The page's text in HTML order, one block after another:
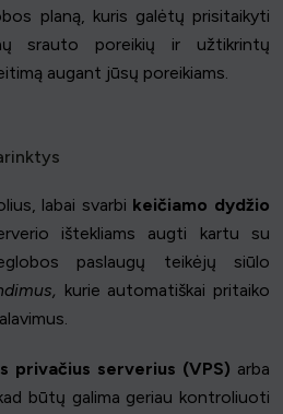
planą, kuris galėtų prisitaikyti
srauto poreikių ir užtikrintų
augant jūsų poreikiams.
labai svarbi keičiamo dydžio
ištekliams augti kartu su
paslaugų teikėjų siūlo
kurie automatiškai pritaiko
privačius serverius (VPS) arba
būtų galima geriau kontroliuoti